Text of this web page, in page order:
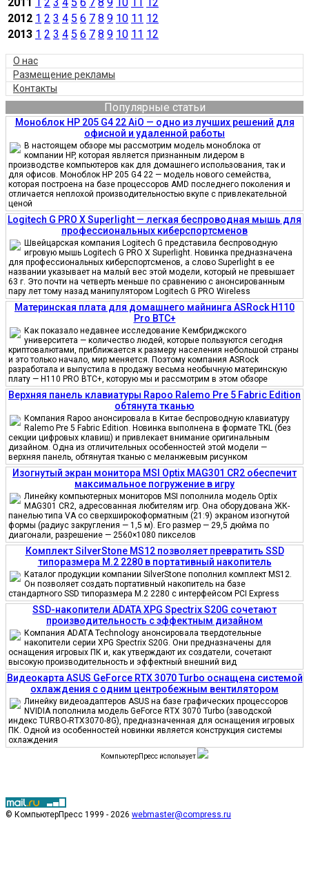
2011 2 3 4 5 6 7 8 9 10
12
2012 1 2 3 4 5 6 7 8 9 10 11 12
2013 1 2 3 4 5 6 7 8 9 10 11 12
О нас
Размещение рекламы
Контакты
Популярные статьи
Моноблок HP 205 G4 22 AiO — одно из лучших решений для
офисной и удаленной работы
В настоящем обзоре мы рассмотрим модель моноблока от
компании HP, которая является признанным лидером в
производстве компьютеров как для домашнего использования, так и
для офисов. Моноблок HP 205 G4 22 — модель нового семейства,
которая построена на базе процессоров AMD последнего поколения и
отличается неплохой производительностью вкупе с привлекательной
ценой
Logitech G PRO X Superlight — легкая беспроводная мышь для
профессиональных киберспортсменов
Швейцарская компания Logitech G представила беспроводную
игровую мышь Logitech G PRO X Superlight. Новинка предназначена
для профессиональных киберспортсменов, а слово Superlight в ее
названии указывает на малый вес этой модели, который не превышает
63 г. Это почти на четверть меньше по сравнению с анонсированным
пару лет тому назад манипулятором Logitech G PRO Wireless
Материнская плата для домашнего майнинга ASRock H110
Pro BTC+
Как показало недавнее исследование Кембриджского
университета — количество людей, которые пользуются сегодня
криптовалютами, приближается к размеру населения небольшой страны
и это только начало, мир меняется. Поэтому компания ASRock
разработала и выпустила в продажу весьма необычную материнскую
плату — H110 PRO BTC+, которую мы и рассмотрим в этом обзоре
Верхняя панель клавиатуры Rapoo Ralemo Pre 5 Fabric Edition
обтянута тканью
Компания Rapoo анонсировала в Китае беспроводную клавиатуру
Ralemo Pre 5 Fabric Edition. Новинка выполнена в формате TKL (без
секции цифровых клавиш) и привлекает внимание оригинальным
дизайном. Одна из отличительных особенностей этой модели —
верхняя панель, обтянутая тканью с меланжевым рисунком
Изогнутый экран монитора MSI Optix MAG301 CR2 обеспечит
максимальное погружение в игру
Линейку компьютерных мониторов MSI пополнила модель Optix
MAG301 CR2, адресованная любителям игр. Она оборудована ЖК-
панелью типа VA со сверхширокоформатным (21:9) экраном изогнутой
формы (радиус закругления — 1,5 м). Его размер — 29,5 дюйма по
диагонали, разрешение — 2560×1080 пикселов
Комплект SilverStone MS12 позволяет превратить SSD
типоразмера M.2 2280 в портативный накопитель
Каталог продукции компании SilverStone пополнил комплект MS12.
Он позволяет создать портативный накопитель на базе
стандартного SSD типоразмера M.2 2280 с интерфейсом PCI Express
SSD-накопители ADATA XPG Spectrix S20G сочетают
производительность с эффектным дизайном
Компания ADATA Technology анонсировала твердотельные
накопители серии XPG Spectrix S20G. Они предназначены для
оснащения игровых ПК и, как утверждают их создатели, сочетают
высокую производительность и эффектный внешний вид
Видеокарта ASUS GeForce RTX 3070 Turbo оснащена системой
охлаждения с одним центробежным вентилятором
Линейку видеоадаптеров ASUS на базе графических процессоров
NVIDIA пополнила модель GeForce RTX 3070 Turbo (заводской
индекс TURBO-RTX3070-8G), предназначенная для оснащения игровых
ПК. Одной из особенностей новинки является конструкция системы
охлаждения
КомпьютерПресс использует
© КомпьютерПресс 1999 - 2026 webmaster@compress.ru